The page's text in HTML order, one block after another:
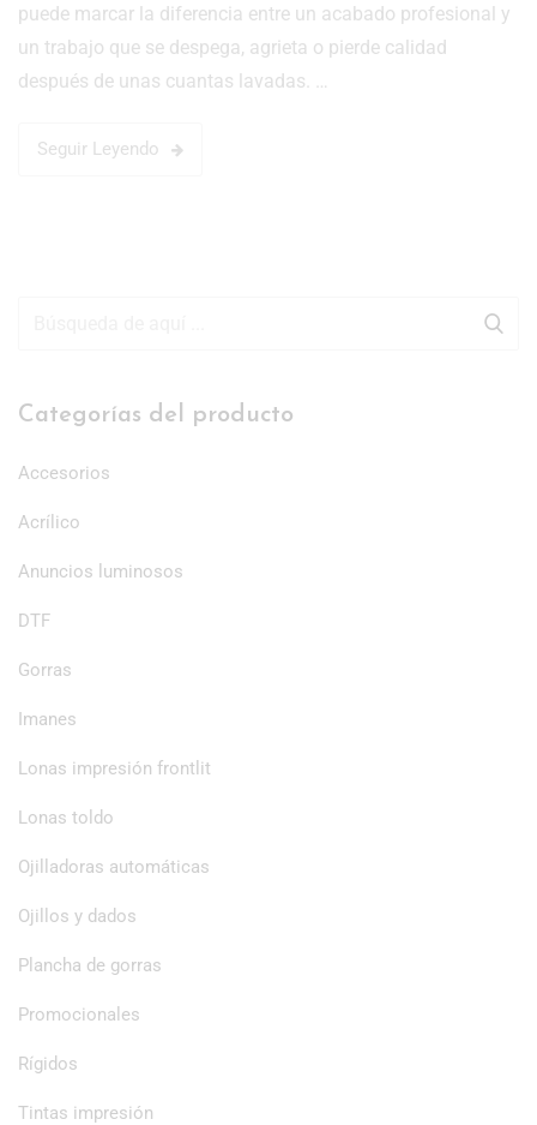
puede marcar la diferencia entre un acabado profesional y
un trabajo que se despega, agrieta o pierde calidad
después de unas cuantas lavadas. …
Seguir Leyendo
Categorías del producto
Accesorios
Acrílico
Anuncios luminosos
DTF
Gorras
Imanes
Lonas impresión frontlit
Lonas toldo
Ojilladoras automáticas
Ojillos y dados
Plancha de gorras
Promocionales
Rígidos
Tintas impresión